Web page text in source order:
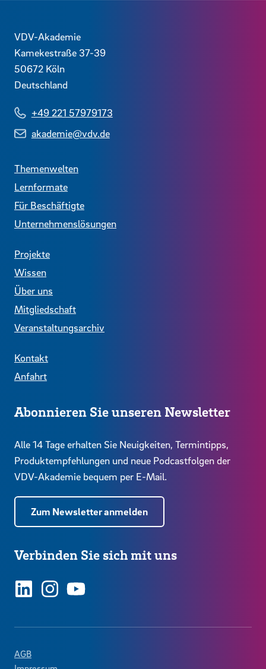
Kontaktdaten und weitere Links
VDV-Akademie
Kamekestraße 37-39
50672 Köln
Deutschland
+49 221 57979173
akademie@vdv.de
Abonnieren Sie unseren Newsletter
Alle 14 Tage erhalten Sie Neuigkeiten, Termintipps,
Produktempfehlungen und neue Podcastfolgen der
VDV-Akademie bequem per E-Mail.
Zum Newsletter anmelden
Verbinden Sie sich mit uns
LinkedInInstagram
YouTube
Themenwelten
Lernformate
Für Beschäftigte
Unternehmenslösungen
Projekte
Wissen
Über uns
Mitgliedschaft
Veranstaltungsarchiv
Kontakt
Anfahrt
AGB